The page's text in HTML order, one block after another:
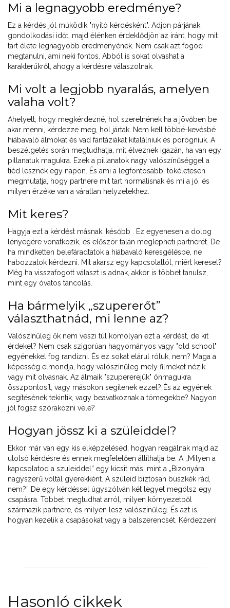
Mi a legnagyobb eredménye?
Ez a kérdés jól működik "nyitó kérdésként". Adjon párjának
gondolkodási időt, majd élénken érdeklődjön az iránt, hogy mit
tart élete legnagyobb eredményének. Nem csak azt fogod
megtanulni, ami neki fontos. Abból is sokat olvashat a
karakterükről, ahogy a kérdésre válaszolnak.
Mi volt a legjobb nyaralás, amelyen
valaha volt?
Ahelyett, hogy megkérdezné, hol szeretnének ha a jövőben be
akar menni, kérdezze meg, hol jártak. Nem kell többé-kevésbé
hiábavaló álmokat és vad fantáziákat kitalálniuk és pörögniük. A
beszélgetés során megtudhatja, mit élveznek igazán, ha van egy
pillanatuk magukra. Ezek a pillanatok nagy valószínűséggel a
tiéd lesznek egy napon. És ami a legfontosabb, tökéletesen
megmutatja, hogy partnere mit tart normálisnak és mi a jó, és
milyen érzéke van a váratlan helyzetekhez.
Mit keres?
Hagyja ezt a kérdést másnak. később . Ez egyenesen a dolog
lényegére vonatkozik, és először talán meglepheti partnerét. De
ha mindketten belefáradtatok a hiábavaló keresgélésbe, ne
habozzatok kérdezni. Mit akarsz egy kapcsolattól, miért keresel?
Még ha visszafogott választ is adnak, akkor is többet tanulsz,
mint egy óvatos táncolás.
Ha bármelyik „szupererőt”
választhatnád, mi lenne az?
Valószínűleg ők nem veszi túl komolyan ezt a kérdést, de kit
érdekel? Nem csak szigorúan hagyományos vagy "old school"
egyénekkel fog randizni. És ez sokat elárul róluk, nem? Maga a
képesség elmondja, hogy valószínűleg mely filmeket nézik
vagy mit olvasnak. Az álmaik "szupererejük" önmagukra
összpontosít, vagy másokon segítenek ezzel? És az egyének
segítésének tekintik, vagy beavatkoznak a tömegekbe? Nagyon
jól fogsz szórakozni vele?
Hogyan jössz ki a szüleiddel?
Ekkor már van egy kis elképzelésed, hogyan reagálnak majd az
utolsó kérdésre és ennek megfelelően állíthatja be. A „Milyen a
kapcsolatod a szüleiddel” egy kicsit más, mint a „Bizonyára
nagyszerű voltál gyerekként. A szüleid biztosan büszkék rád,
nem?” De egy kérdéssel úgyszólván két legyet megölsz egy
csapásra. Többet megtudhat arról, milyen környezetből
származik partnere, és milyen lesz valószínűleg. És azt is,
hogyan kezelik a csapásokat vagy a balszerencsét. Kérdezzen!
Hasonló cikkek